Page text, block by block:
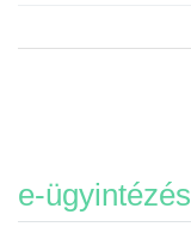
e-ügyintézés